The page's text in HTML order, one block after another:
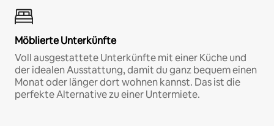
Möblierte Unterkünfte
Voll ausgestattete Unterkünfte mit einer Küche und
der idealen Ausstattung, damit du ganz bequem einen
Monat oder länger dort wohnen kannst. Das ist die
perfekte Alternative zu einer Untermiete.